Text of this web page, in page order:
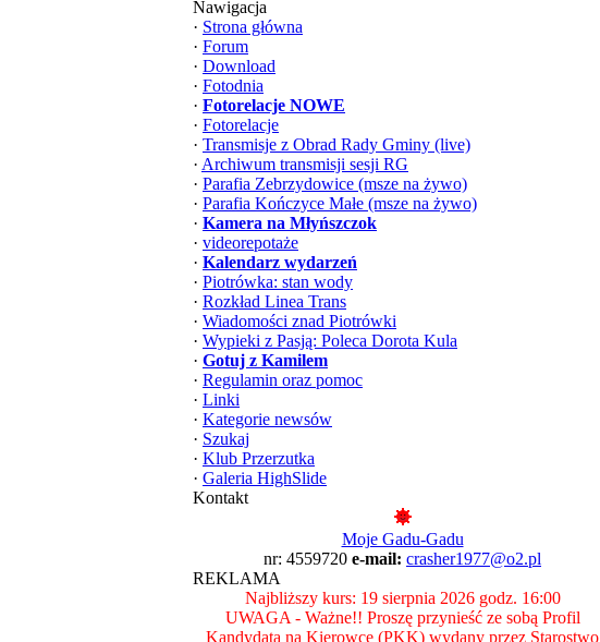
Nawigacja
· Strona główna
· Forum
· Download
· Fotodnia
· Fotorelacje NOWE
· Fotorelacje
· Transmisje z Obrad Rady Gminy (live)
· Archiwum transmisji sesji RG
· Parafia Zebrzydowice (msze na żywo)
· Parafia Kończyce Małe (msze na żywo)
· Kamera na Młyńszczok
· videorepotaże
· Kalendarz wydarzeń
· Piotrówka: stan wody
· Rozkład Linea Trans
· Wiadomości znad Piotrówki
· Wypieki z Pasją: Poleca Dorota Kula
· Gotuj z Kamilem
· Regulamin oraz pomoc
· Linki
· Kategorie newsów
· Szukaj
· Klub Przerzutka
· Galeria HighSlide
Kontakt
Moje Gadu-Gadu
nr: 4559720 e-mail: crasher1977@o2.pl
REKLAMA
Najbliższy kurs: 19 sierpnia 2026 godz. 16:00
UWAGA - Ważne!! Proszę przynieść ze sobą Profil
Kandydata na Kierowcę (PKK) wydany przez Starostwo